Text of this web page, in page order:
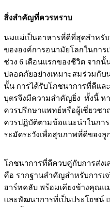
สิ่งสำคัญที่ควรทราบ
นมแม่เป็นอาหารที่ดีที่สุดสำหรั
ขององค์การอนามัยโลกในการ
ช่วง 6 เดือนแรกของชีวิต จากนั้
ปลอดภัยอย่างเหมาะสมร่วมกั
นั้น การได้รับโภชนาการที่ดีแล
บุตรจึงมีความสำคัญยิ่ง ทั้งนี้ ห
ควรปรึกษาแพทย์หรือผู้เชี่ยวช
ควรปฏิบัติตามข้อแนะนำในการ
ระมัดระวังเพื่อสุขภาพที่ดีของลู
โภชนาการที่ดีควบคู่กับการส่ง
คือ รากฐานสำคัญสำหรับการเ
ฮาร์ทคลับ พร้อมเคียงข้างคุณ
และพัฒนาการที่เป็นประโยช